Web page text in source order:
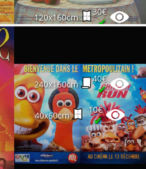
120x160cm
30€
✔
240x160cm
40€
✔
40x60cm
10€
✔